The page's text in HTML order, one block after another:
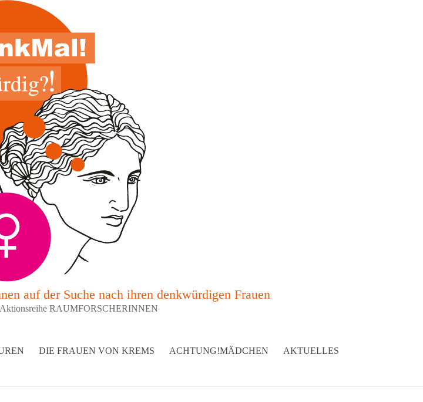
auf der Suche nach ihren denkwürdigen Frauen
Aktionsreihe RAUMFORSCHERINNEN
DIE FRAUEN VON KREMS ACHTUNG!MÄDCHEN
AKTUELLES